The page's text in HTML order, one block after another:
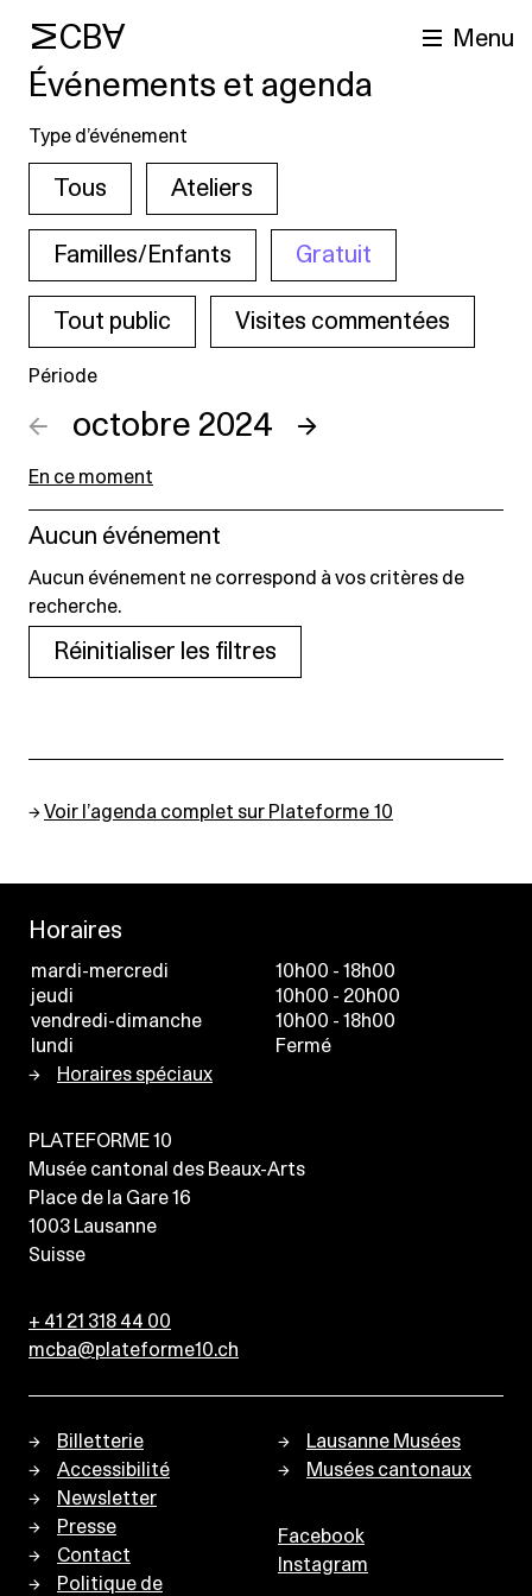
MCBA Menu
Événements et agenda
Type d’événement
Tous Ateliers
Familles/Enfants Gratuit
Tout public Visites commentées
Période
← octobre 2024 →
En ce moment
Aucun événement
Aucun événement ne correspond à vos critères de
recherche.
Réinitialiser les filtres
→Voir l’agenda complet sur Plateforme 10
Horaires
mardi-mercredi
10h00 - 18h00
jeudi
10h00 - 20h00
vendredi-dimanche
10h00 - 18h00
lundi
Fermé
Horaires spéciaux
PLATEFORME 10
Musée cantonal des Beaux-Arts
Place de la Gare 16
1003 Lausanne
Suisse
+ 41 21 318 44 00
mcba@plateforme10.ch
Billetterie
Accessibilité
Newsletter
Presse
Contact
Politique de
Lausanne Musées
Musées cantonaux
Facebook
Instagram